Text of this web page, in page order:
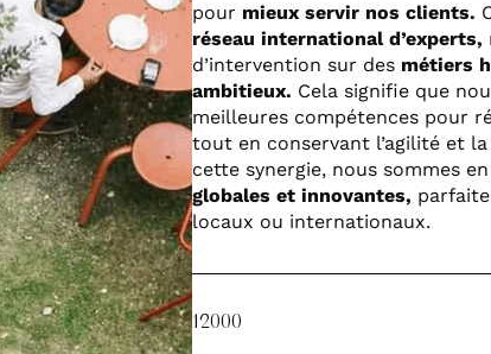
pour mieux servir nos clients.
réseau international d’experts,
d’intervention sur des métiers
ambitieux. Cela signifie que
meilleures compétences pour
tout en conservant l’agilité et
cette synergie, nous sommes
globales et innovantes,
locaux ou internationaux.
12000